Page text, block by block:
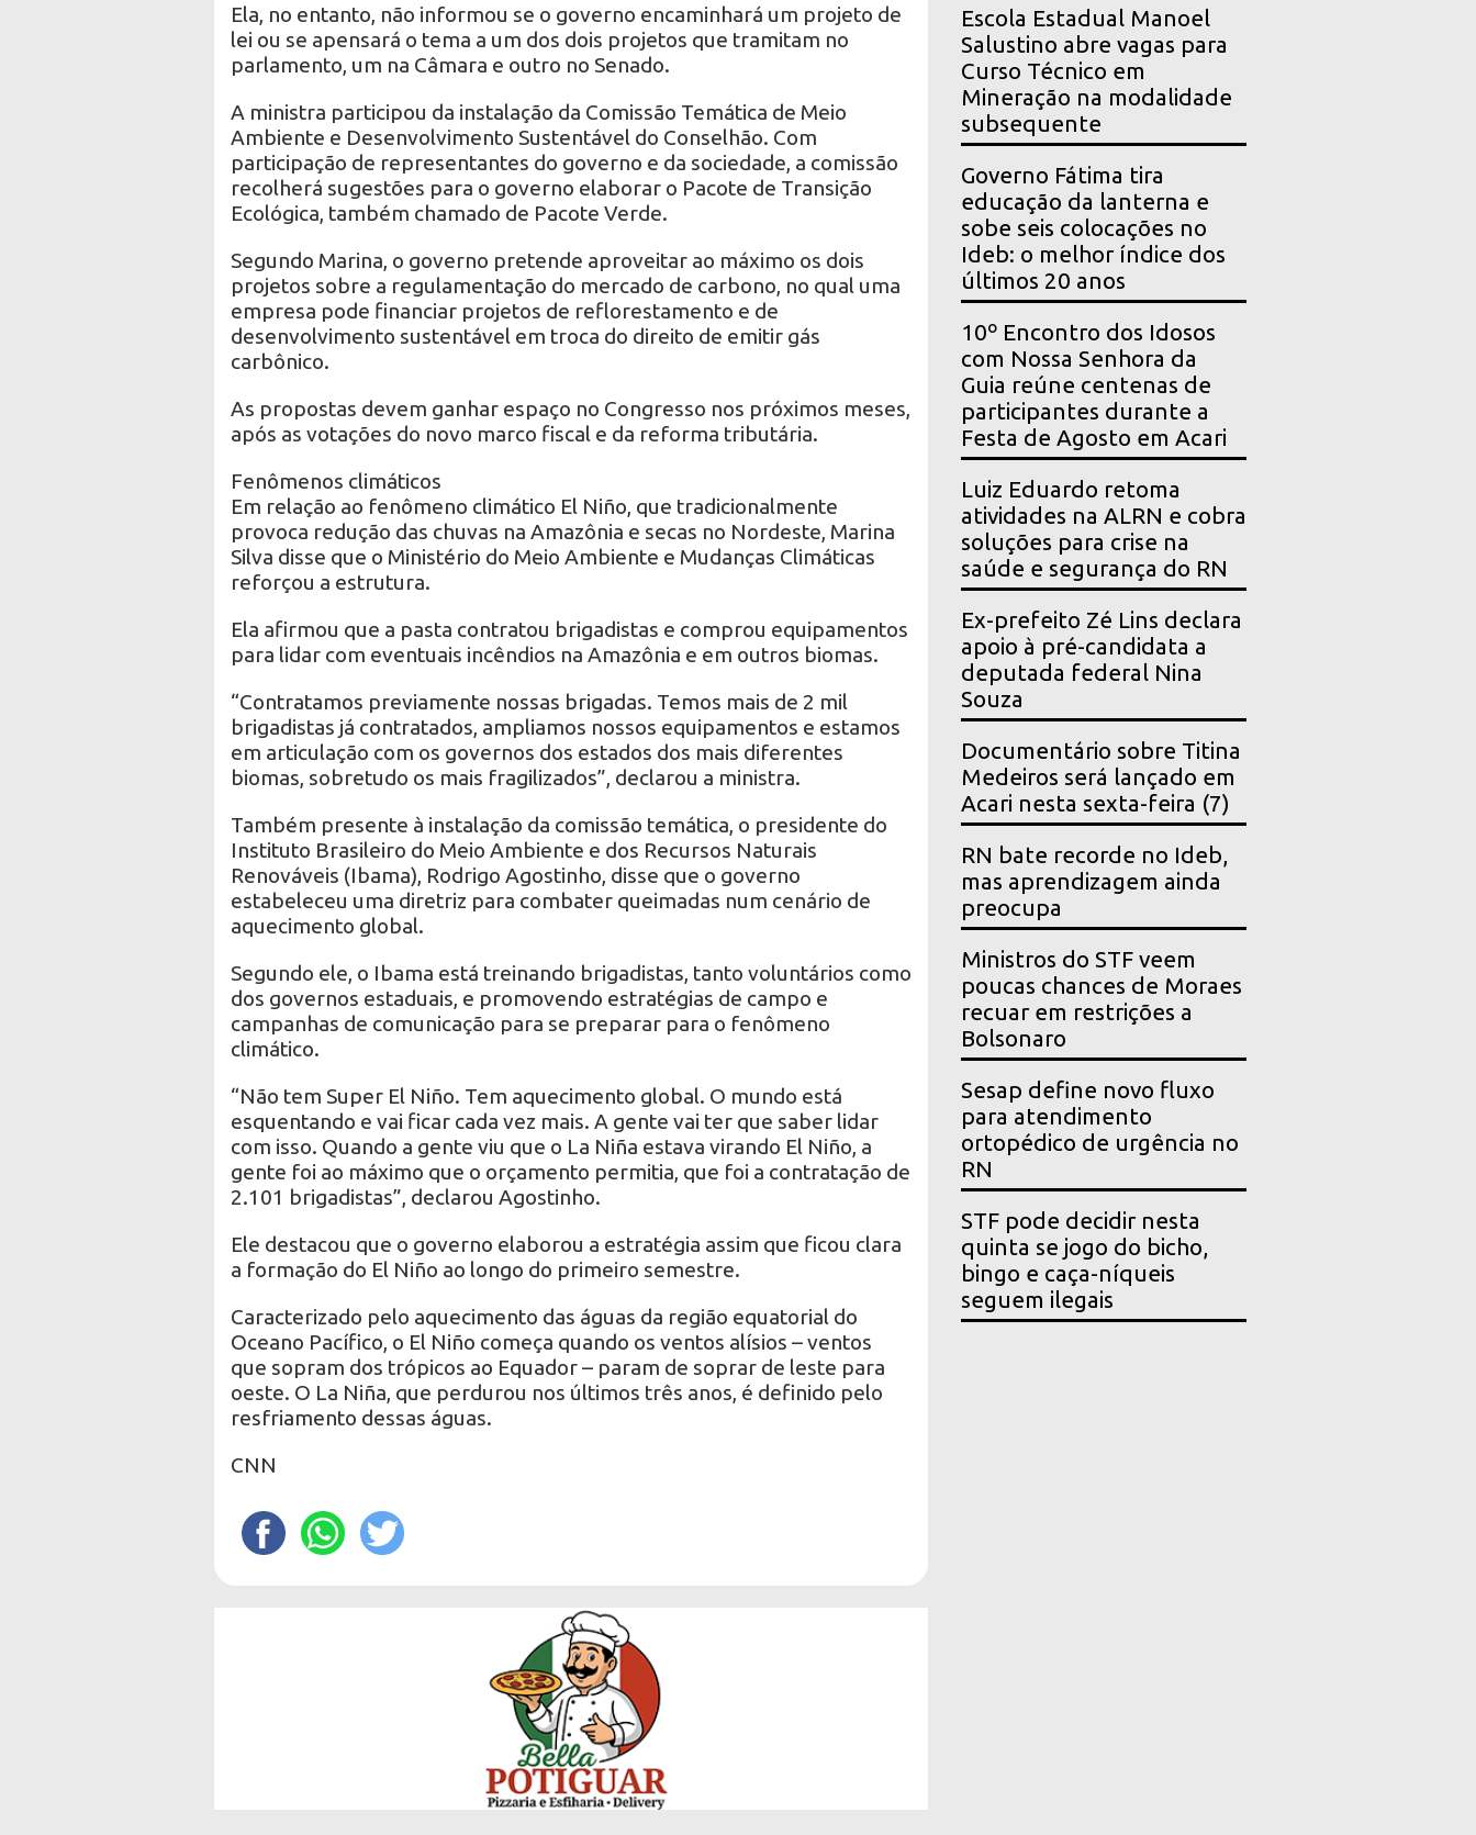
Ela, no entanto, não informou se o governo encaminhará um projeto de
lei ou se apensará o tema a um dos dois projetos que tramitam no
parlamento, um na Câmara e outro no Senado.
A ministra participou da instalação da Comissão Temática de Meio
Ambiente e Desenvolvimento Sustentável do Conselhão. Com
participação de representantes do governo e da sociedade, a comissão
recolherá sugestões para o governo elaborar o Pacote de Transição
Ecológica, também chamado de Pacote Verde.
Segundo Marina, o governo pretende aproveitar ao máximo os dois
projetos sobre a regulamentação do mercado de carbono, no qual uma
empresa pode financiar projetos de reflorestamento e de
desenvolvimento sustentável em troca do direito de emitir gás
carbônico.
As propostas devem ganhar espaço no Congresso nos próximos meses,
após as votações do novo marco fiscal e da reforma tributária.
Fenômenos climáticos
Em relação ao fenômeno climático El Niño, que tradicionalmente
provoca redução das chuvas na Amazônia e secas no Nordeste, Marina
Silva disse que o Ministério do Meio Ambiente e Mudanças Climáticas
reforçou a estrutura.
Ela afirmou que a pasta contratou brigadistas e comprou equipamentos
para lidar com eventuais incêndios na Amazônia e em outros biomas.
“Contratamos previamente nossas brigadas. Temos mais de 2 mil
brigadistas já contratados, ampliamos nossos equipamentos e estamos
em articulação com os governos dos estados dos mais diferentes
biomas, sobretudo os mais fragilizados”, declarou a ministra.
Também presente à instalação da comissão temática, o presidente do
Instituto Brasileiro do Meio Ambiente e dos Recursos Naturais
Renováveis (Ibama), Rodrigo Agostinho, disse que o governo
estabeleceu uma diretriz para combater queimadas num cenário de
aquecimento global.
Segundo ele, o Ibama está treinando brigadistas, tanto voluntários como
dos governos estaduais, e promovendo estratégias de campo e
campanhas de comunicação para se preparar para o fenômeno
climático.
“Não tem Super El Niño. Tem aquecimento global. O mundo está
esquentando e vai ficar cada vez mais. A gente vai ter que saber lidar
com isso. Quando a gente viu que o La Niña estava virando El Niño, a
gente foi ao máximo que o orçamento permitia, que foi a contratação de
2.101 brigadistas”, declarou Agostinho.
Ele destacou que o governo elaborou a estratégia assim que ficou clara
a formação do El Niño ao longo do primeiro semestre.
Caracterizado pelo aquecimento das águas da região equatorial do
Oceano Pacífico, o El Niño começa quando os ventos alísios – ventos
que sopram dos trópicos ao Equador – param de soprar de leste para
oeste. O La Niña, que perdurou nos últimos três anos, é definido pelo
resfriamento dessas águas.
CNN
Escola Estadual Manoel
Salustino abre vagas para
Curso Técnico em
Mineração na modalidade
subsequente
Governo Fátima tira
educação da lanterna e
sobe seis colocações no
Ideb: o melhor índice dos
últimos 20 anos
10º Encontro dos Idosos
com Nossa Senhora da
Guia reúne centenas de
participantes durante a
Festa de Agosto em Acari
Luiz Eduardo retoma
atividades na ALRN e cobra
soluções para crise na
saúde e segurança do RN
Ex-prefeito Zé Lins declara
apoio à pré-candidata a
deputada federal Nina
Souza
Documentário sobre Titina
Medeiros será lançado em
Acari nesta sexta-feira (7)
RN bate recorde no Ideb,
mas aprendizagem ainda
preocupa
Ministros do STF veem
poucas chances de Moraes
recuar em restrições a
Bolsonaro
Sesap define novo fluxo
para atendimento
ortopédico de urgência no
RN
STF pode decidir nesta
quinta se jogo do bicho,
bingo e caça-níqueis
seguem ilegais